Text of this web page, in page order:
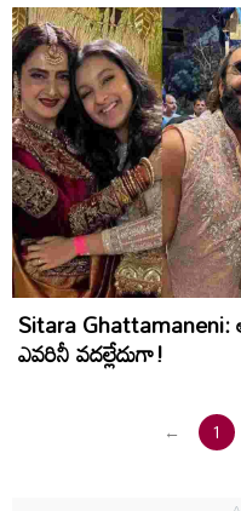
Sitara
ఎవ‌రినీ వ‌ద‌ల్లేదుగా!
← 1